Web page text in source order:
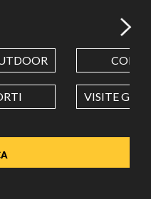
CORSI
VISITE